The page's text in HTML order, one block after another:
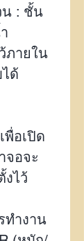
น : ชั้น
ภายใน
ด้
เพื่อเปิด
จอจะ
ไว้
ทำงาน